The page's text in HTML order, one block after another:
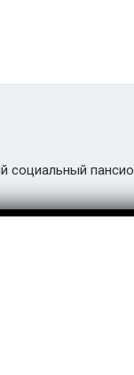
социальный